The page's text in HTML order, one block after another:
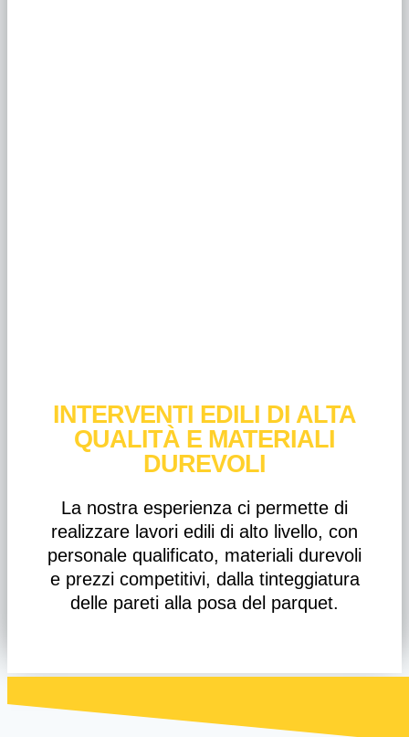
INTERVENTI EDILI DI ALTA
QUALITÀ E MATERIALI
DUREVOLI
La nostra esperienza ci permette di
realizzare lavori edili di alto livello, con
personale qualificato, materiali durevoli
e prezzi competitivi, dalla tinteggiatura
delle pareti alla posa del parquet.